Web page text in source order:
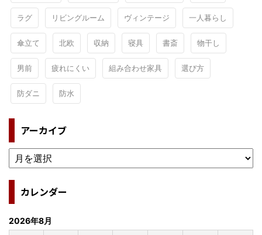
ラグ リビングルーム ヴィンテージ 一人暮らし
傘立て 北欧 収納 寝具 書斎 物干し
男前 疲れにくい 組み合わせ家具 選び方
防ダニ 防水
アーカイブ
カレンダー
2026年8月